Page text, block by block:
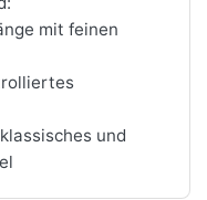
mit feinen
und